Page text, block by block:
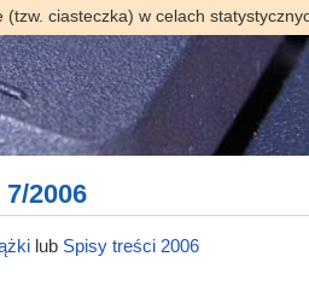
ciasteczka) w celach
2006
lub Spisy treści 2006